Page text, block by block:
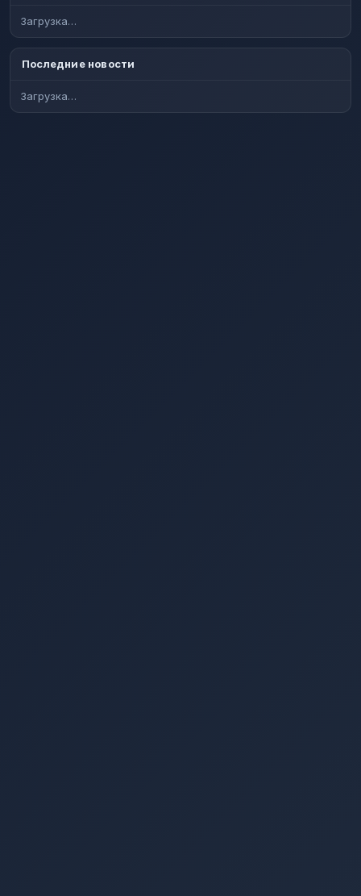
Загрузка…
Последние новости
Загрузка…